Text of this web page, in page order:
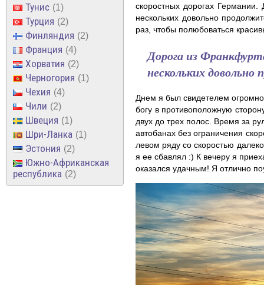
Тунис 1
Турция 2
Финляндия 2
Франция 4
Хорватия 2
Черногория 1
Чехия 4
Чили 2
Швеция 1
Шри-Ланка 1
Эстония 2
Южно-Африканская
республика
2
скоростных дорогах
нескольких довольно
раз, чтобы полюбоваться
Дорога из
нескольких
Днем я был свидетелем
богу в противоположную
двух до трех полос. Время за
автобанах без ограничения
левом ряду со скоростью
я ее сбавлял :) К вечеру я
оказался удачным! Я отлично